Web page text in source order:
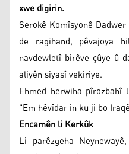
xwe digirin.
Serokê Komîsyonê
de ragihand, pêvajoya
navdewletî birêve çûye û
aliyên siyasî vekiriye.
Ehmed herwiha
"Em hêvîdar in ku ji bo
Encamên li Kerkûk
Li parêzgeha